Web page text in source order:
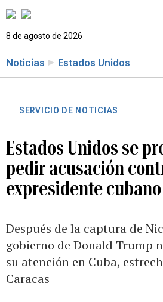
8 de agosto de 2026
Noticias Estados Unidos
SERVICIO DE NOTICIAS
Estados Unidos se
pedir acusación
expresidente
Después de la captura de
gobierno de Donald Trump
su atención en Cuba,
Caracas